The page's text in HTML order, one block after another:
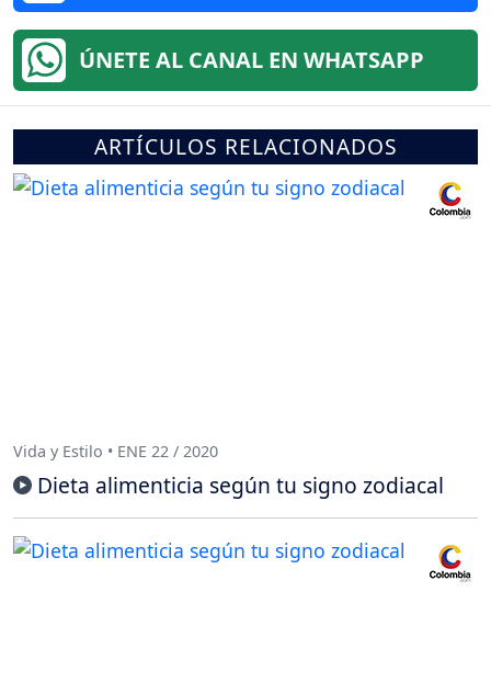
ÚNETE AL CANAL EN WHATSAPP
ARTÍCULOS RELACIONADOS
Vida y Estilo • ENE 22 / 2020
Dieta alimenticia según tu signo zodiacal